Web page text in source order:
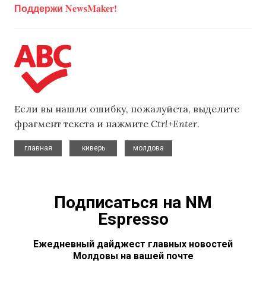
Поддержи NewsMaker!
Если вы нашли ошибку, пожалуйста, выделите
фрагмент текста и нажмите Ctrl+Enter.
главная
киверь
молдова
Подписаться на NM
Espresso
Ежедневный дайджест главных новостей
Молдовы на вашей почте